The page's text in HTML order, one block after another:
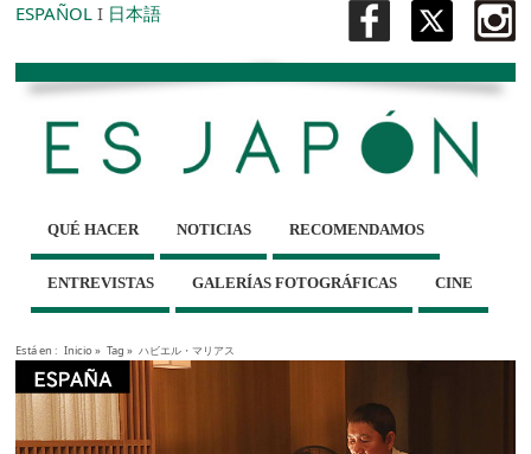
ESPAÑOL I 日本語
QUÉ HACER NOTICIAS RECOMENDAMOS
ENTREVISTAS GALERÍAS FOTOGRÁFICAS CINE
Está en : Inicio» Tag » ハビエル・マリアス